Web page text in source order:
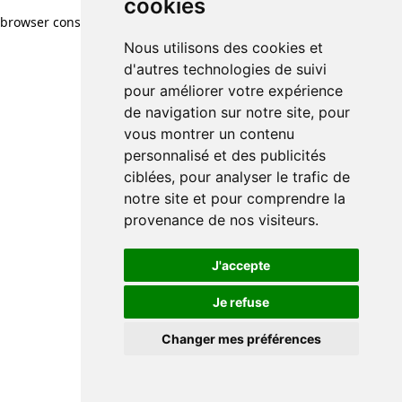
cookies
Nous utilisons des cookies et
d'autres technologies de suivi
pour améliorer votre expérience
de navigation sur notre site, pour
vous montrer un contenu
personnalisé et des publicités
ciblées, pour analyser le trafic de
notre site et pour comprendre la
provenance de nos visiteurs.
J'accepte
Je refuse
Changer mes préférences
browser console for more information)